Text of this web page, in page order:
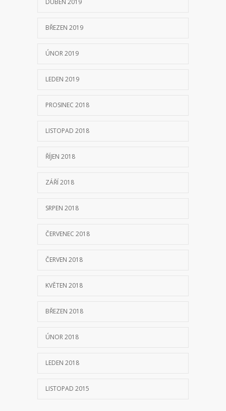
BŘEZEN 2019
ÚNOR 2019
LEDEN 2019
PROSINEC 2018
LISTOPAD 2018
ŘÍJEN 2018
ZÁŘÍ 2018
SRPEN 2018
ČERVENEC 2018
ČERVEN 2018
KVĚTEN 2018
BŘEZEN 2018
ÚNOR 2018
LEDEN 2018
LISTOPAD 2015